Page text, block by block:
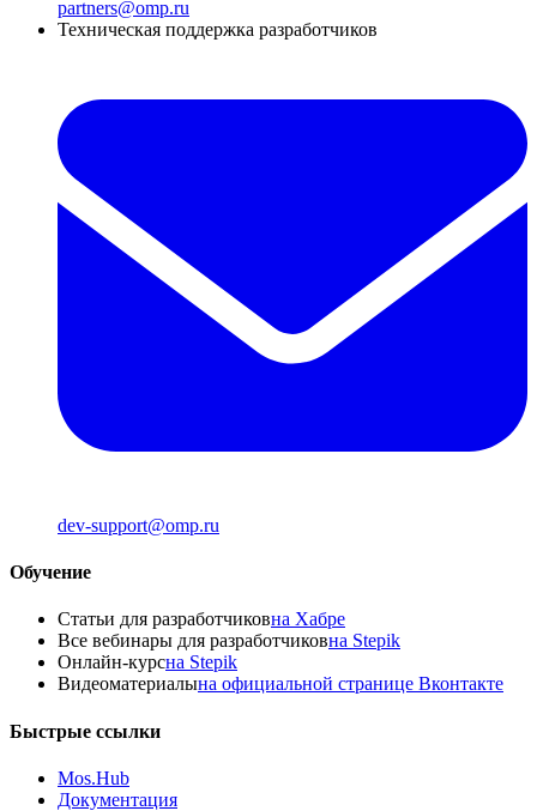
partners@omp.ru
Техническая поддержка разработчиков
dev-support@omp.ru
Обучение
Статьи для разработчиковна Хабре
Все вебинары для разработчиковна Stepik
Онлайн-курсна Stepik
Видеоматериалына официальной странице Вконтакте
Быстрые ссылки
Mos.Hub
Документация